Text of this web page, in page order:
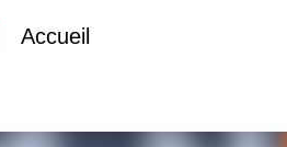
Accueil